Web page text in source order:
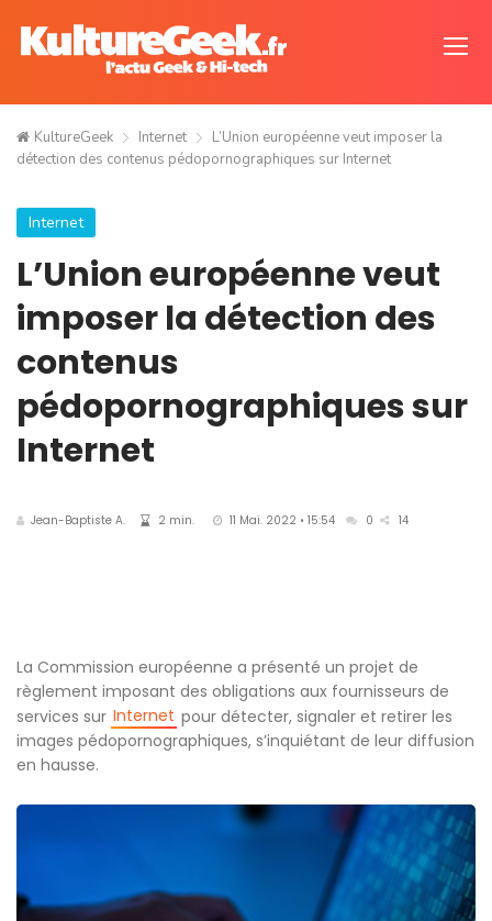
KultureGeek Internet
L’Union européenne veut imposer la
détection des contenus pédopornographiques sur Internet
Internet
L’Union européenne veut
imposer la détection des
contenus
pédopornographiques sur
Internet
Jean-Baptiste A. 2 min. 11 Mai. 2022 • 15:54 0 14
La Commission européenne a présenté un projet de
règlement imposant des obligations aux fournisseurs de
services sur Internet pour détecter, signaler et retirer les
images pédopornographiques, s’inquiétant de leur diffusion
en hausse.